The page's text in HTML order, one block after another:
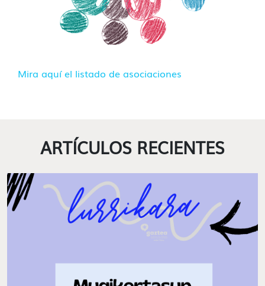
Mira aquíel listado de asociaciones
ARTÍCULOS RECIENTES